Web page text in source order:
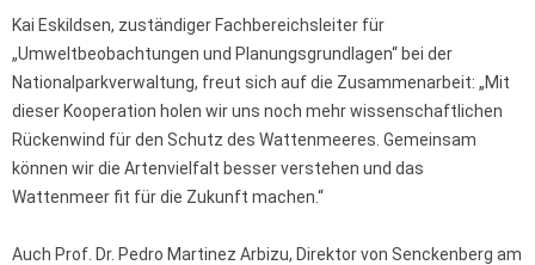
Kai Eskildsen, zuständiger Fachbereichsleiter für
„Umweltbeobachtungen und Planungsgrundlagen“ bei der
Nationalparkverwaltung, freut sich auf die Zusammenarbeit: „Mit
dieser Kooperation holen wir uns noch mehr wissenschaftlichen
Rückenwind für den Schutz des Wattenmeeres. Gemeinsam
können wir die Artenvielfalt besser verstehen und das
Wattenmeer fit für die Zukunft machen.“
Auch Prof. Dr. Pedro Martinez Arbizu, Direktor von Senckenberg am